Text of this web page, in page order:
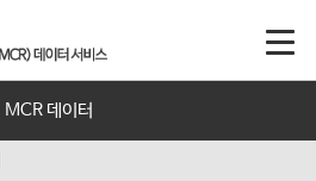
MCR 데이터